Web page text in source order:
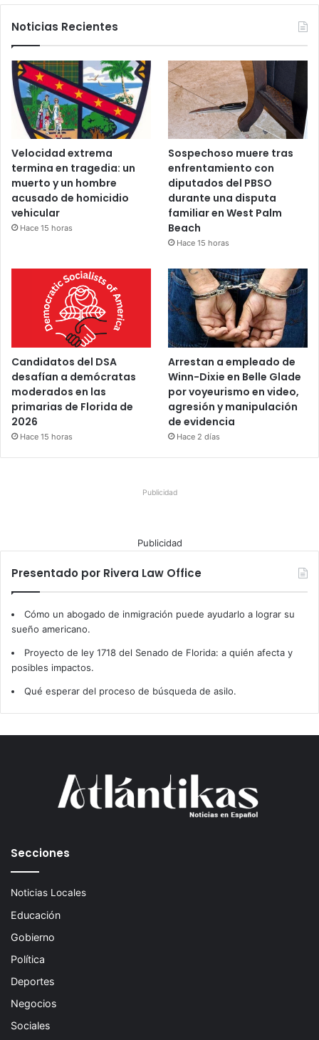
Noticias Recientes
Velocidad extrema
termina en tragedia: un
muerto y un hombre
acusado de homicidio
vehicular
Hace 15 horas
Sospechoso muere tras
enfrentamiento con
diputados del PBSO
durante una disputa
familiar en West Palm
Beach
Hace 15 horas
Candidatos del DSA
desafían a demócratas
moderados en las
primarias de Florida de
2026
Hace 15 horas
Arrestan a empleado de
Winn-Dixie en Belle Glade
por voyeurismo en video,
agresión y manipulación
de evidencia
Hace 2 días
Publicidad
Publicidad
Presentado por Rivera Law Office
Cómo un abogado de inmigración puede ayudarlo a lograr su
sueño americano.
Proyecto de ley 1718 del Senado de Florida: a quién afecta y
posibles impactos.
Qué esperar del proceso de búsqueda de asilo.
Secciones
Noticias Locales
Educación
Gobierno
Política
Deportes
Negocios
Sociales